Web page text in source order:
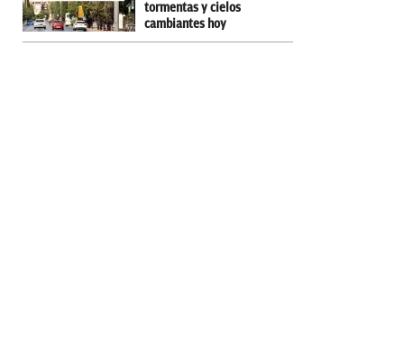
tormentas y cielos
cambiantes hoy